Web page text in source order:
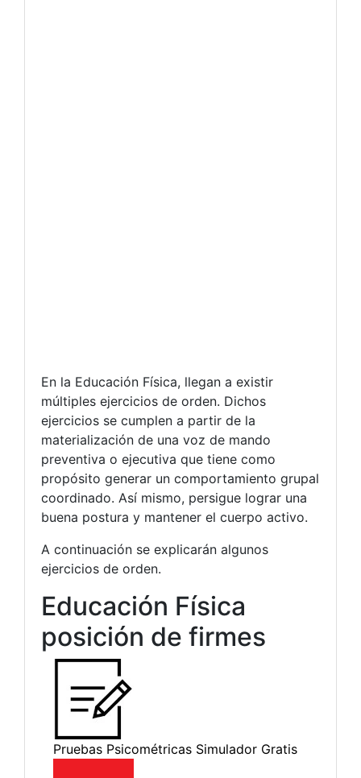
En la Educación Física, llegan a existir
múltiples ejercicios de orden. Dichos
ejercicios se cumplen a partir de la
materialización de una voz de mando
preventiva o ejecutiva que tiene como
propósito generar un comportamiento grupal
coordinado. Así mismo, persigue lograr una
buena postura y mantener el cuerpo activo.
A continuación se explicarán algunos
ejercicios de orden.
Educación Física
posición de firmes